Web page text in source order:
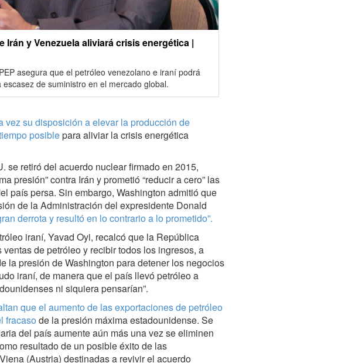
Irán y Venezuela aliviará crisis energética |
asegura que el petróleo venezolano e iraní podrá
de suministro en el mercado global.
vez su disposición a elevar la producción de
posiblepara aliviar la crisis energética
se retiró del acuerdo nuclear firmado en 2015,
presión” contra Irán y prometió “reducir a cero” las
país persa. Sin embargo, Washington admitió que
de la Administración del expresidente Donald
derrota y resultó en lo contrario a lo prometido”.
iraní, Yavad Oyi, recalcó que la República
de petróleo y recibir todos los ingresos, a
la presión de Washington para detener los negocios
iraní, de manera que el país llevó petróleo a
ni siquiera pensarían”.
que el aumento de las exportaciones de petróleo
fracaso de la presión máxima estadounidense. Se
del país aumente aún más una vez se eliminen
resultado de un posible éxito de las
(Austria) destinadas a revivir el acuerdo